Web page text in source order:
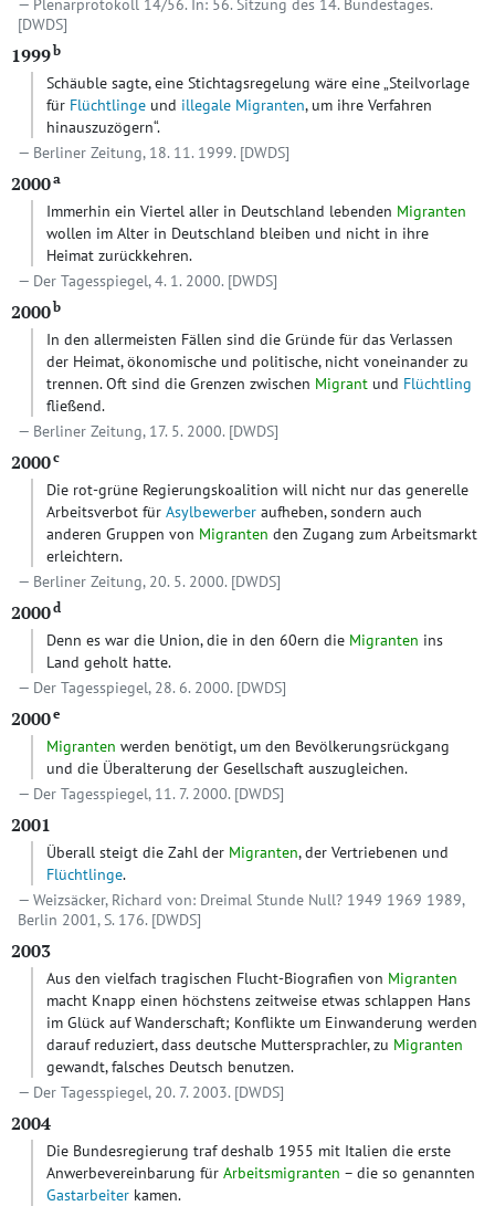
Plenarprotokoll 14/56. In: 56. Sitzung des 14. Bundestages.
[DWDS]
1999b
Schäuble sagte, eine Stichtagsregelung wäre eine „Steilvorlage
für Flüchtlinge und illegale Migranten, um ihre Verfahren
hinauszuzögern“.
Berliner Zeitung, 18. 11. 1999. [DWDS]
2000a
Immerhin ein Viertel aller in Deutschland lebenden Migranten
wollen im Alter in Deutschland bleiben und nicht in ihre
Heimat zurückkehren.
Der Tagesspiegel, 4. 1. 2000. [DWDS]
2000b
In den allermeisten Fällen sind die Gründe für das Verlassen
der Heimat, ökonomische und politische, nicht voneinander zu
trennen. Oft sind die Grenzen zwischen Migrant und Flüchtling
fließend.
Berliner Zeitung, 17. 5. 2000. [DWDS]
2000c
Die rot-grüne Regierungskoalition will nicht nur das generelle
Arbeitsverbot für Asylbewerber aufheben, sondern auch
anderen Gruppen von Migranten den Zugang zum Arbeitsmarkt
erleichtern.
Berliner Zeitung, 20. 5. 2000. [DWDS]
2000d
Denn es war die Union, die in den 60ern die Migranten ins
Land geholt hatte.
Der Tagesspiegel, 28. 6. 2000. [DWDS]
2000e
Migranten werden benötigt, um den Bevölkerungsrückgang
und die Überalterung der Gesellschaft auszugleichen.
Der Tagesspiegel, 11. 7. 2000. [DWDS]
2001
Überall steigt die Zahl der Migranten, der Vertriebenen und
Flüchtlinge.
Weizsäcker, Richard von: Dreimal Stunde Null? 1949 1969 1989,
Berlin 2001, S. 176. [DWDS]
2003
Aus den vielfach tragischen Flucht-Biografien von Migranten
macht Knapp einen höchstens zeitweise etwas schlappen Hans
im Glück auf Wanderschaft; Konflikte um Einwanderung werden
darauf reduziert, dass deutsche Muttersprachler, zu Migranten
gewandt, falsches Deutsch benutzen.
Der Tagesspiegel, 20. 7. 2003. [DWDS]
2004
Die Bundesregierung traf deshalb 1955 mit Italien die erste
Anwerbevereinbarung für Arbeitsmigranten – die so genannten
Gastarbeiter kamen.